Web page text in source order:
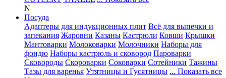
N
Посуда
Адаптеры для индукционных плит Всё для выпечки и
запекания Жаровни Казаны Кастрюли Ковши Крышки
Мантоварки Молоковарки Молочники Наборы для
фондю Наборы кастрюль и сковород Пароварки
Сковороды Скороварки Соковарки Сотейники Тажины
Тазы для варенья Утятницы и Гусятницы ... Показать все